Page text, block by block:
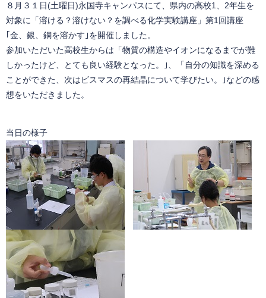
８月３１日(土曜日)永国寺キャンパスにて、県内の高校1、2年生を
対象に「溶ける？溶けない？を調べる化学実験講座」第1回講座
｢金、銀、銅を溶かす｣を開催しました。
参加いただいた高校生からは「物質の構造やイオンになるまでが難
しかったけど、とても良い経験となった。｣、「自分の知識を深める
ことができた、次はビスマスの再結晶について学びたい。｣などの感
想をいただきました。
当日の様子